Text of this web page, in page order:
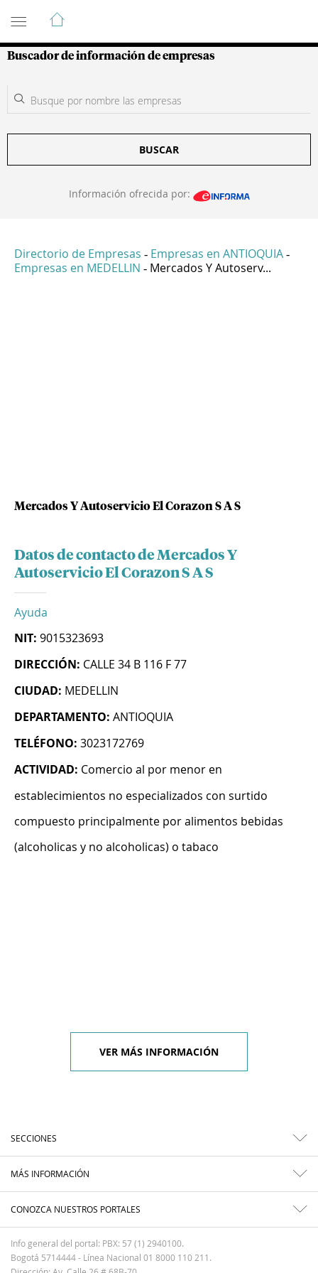
Guía de Empresas Colombianas
Buscador de información de empresas
BUSCAR
Información ofrecida por:
Directorio de Empresas - Empresas en ANTIOQUIA -
Empresas en MEDELLIN - Mercados Y Autoserv...
Mercados Y Autoservicio El Corazon S A S
Datos de contacto de Mercados Y
Autoservicio El Corazon S A S
Ayuda
NIT: 9015323693
DIRECCIÓN: CALLE 34 B 116 F 77
CIUDAD: MEDELLIN
DEPARTAMENTO: ANTIOQUIA
TELÉFONO: 3023172769
ACTIVIDAD: Comercio al por menor en
establecimientos no especializados con surtido
compuesto principalmente por alimentos bebidas
(alcoholicas y no alcoholicas) o tabaco
VER MÁS INFORMACIÓN
SECCIONES
MÁS INFORMACIÓN
CONOZCA NUESTROS PORTALES
Info general del portal: PBX: 57 (1) 2940100.
Bogotá 5714444 - Línea Nacional 01 8000 110 211.